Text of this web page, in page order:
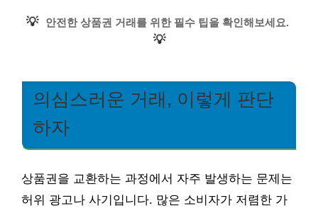
💡 안전한 상품권 거래를 위한 필수 팁을 확인해보세요.
💡
의심스러운 거래, 이렇게 판단
하자
상품권을 교환하는 과정에서 자주 발생하는 문제는
허위 광고나 사기입니다. 많은 소비자가 저렴한 가